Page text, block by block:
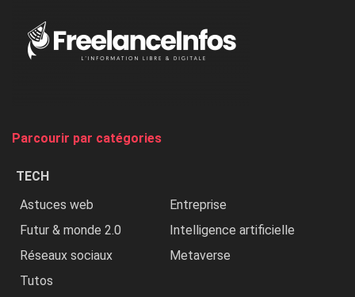
Nigeria,
Parcourir par catégories
TECH
Astuces web
Entreprise
Futur & monde 2.0
Intelligence artificielle
Réseaux sociaux
Metaverse
Tutos